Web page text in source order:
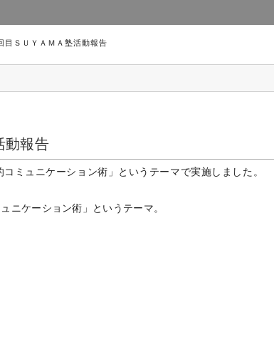
目ＳＵＹＡＭＡ塾活動報告
報告
ミュニケーション術」というテーマで実施しました。
ニケーション術」というテーマ。